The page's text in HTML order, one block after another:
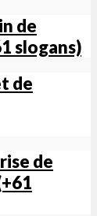
de
slogans)
de
de